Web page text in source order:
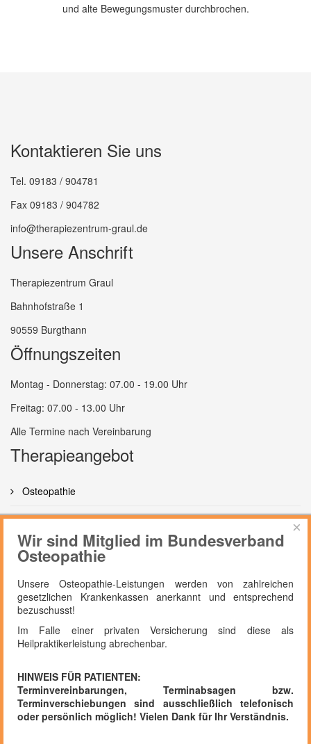
und alte Bewegungsmuster durchbrochen.
Kontaktieren Sie uns
Tel. 09183 / 904781
Fax 09183 / 904782
info@therapiezentrum-graul.de
Unsere Anschrift
Therapiezentrum Graul
Bahnhofstraße 1
90559 Burgthann
Öffnungszeiten
Montag - Donnerstag: 07.00 - 19.00 Uhr
Freitag: 07.00 - 13.00 Uhr
Alle Termine nach Vereinbarung
Therapieangebot
Osteopathie
Manuelle Therapie
Krankengymnastik
Manuelle Lymphdrainage
2018 | Therapiezentrum Graul - Praxis für Physiotherapie und
Osteopathie
XB33T21
×
Wir sind Mitglied im Bundesverband
Osteopathie
Unsere Osteopathie-Leistungen werden von zahlreichen
gesetzlichen Krankenkassen anerkannt und entsprechend
bezuschusst!
Im Falle einer privaten Versicherung sind diese als
Heilpraktikerleistung abrechenbar.
HINWEIS FÜR PATIENTEN:
Terminvereinbarungen, Terminabsagen bzw.
Terminverschiebungen sind ausschließlich telefonisch
oder persönlich möglich! Vielen Dank für Ihr Verständnis.